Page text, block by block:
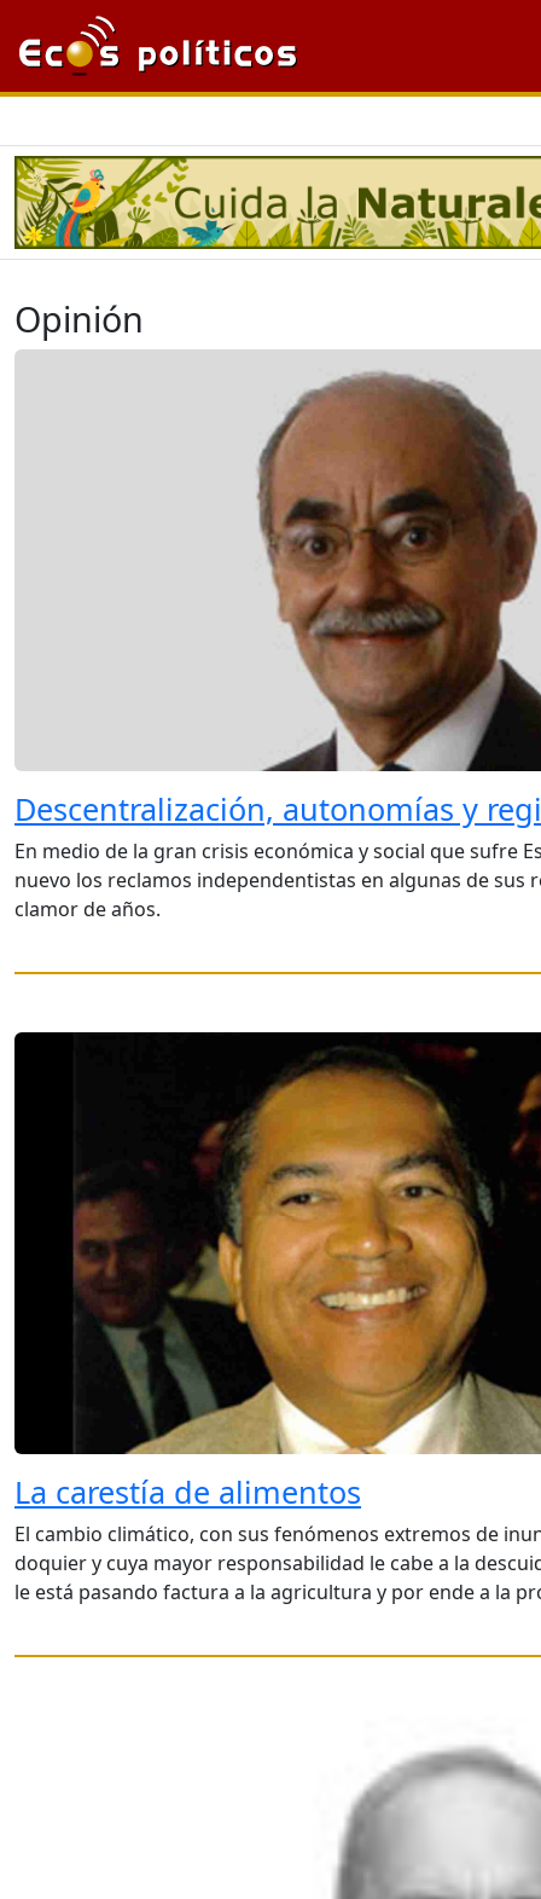
Opinión
Descentralización, autonomías y
En medio de la gran crisis económica y social que sufre
nuevo los reclamos independentistas en algunas de sus
clamor de años.
La carestía de alimentos
El cambio climático, con sus fenómenos extremos de
doquier y cuya mayor responsabilidad le cabe a la
le está pasando factura a la agricultura y por ende a la